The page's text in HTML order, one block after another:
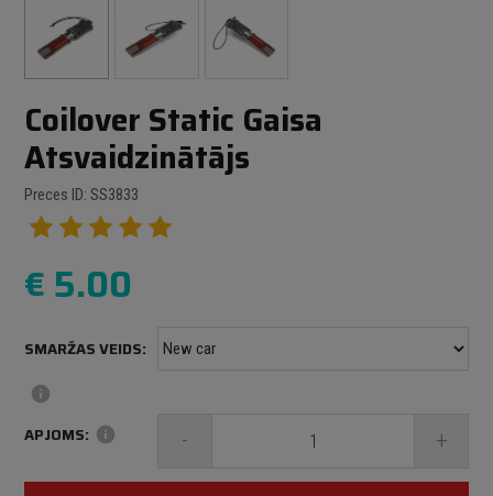
Coilover Static Gaisa
Atsvaidzinātājs
Preces ID: SS3833
€ 5.00
SMARŽAS VEIDS:
info
APJOMS: info - +